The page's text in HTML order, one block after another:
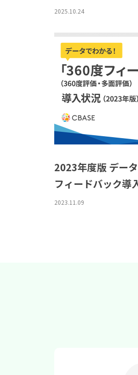
2025.10.24
2023年度版 デー
フィードバック導
2023.11.09